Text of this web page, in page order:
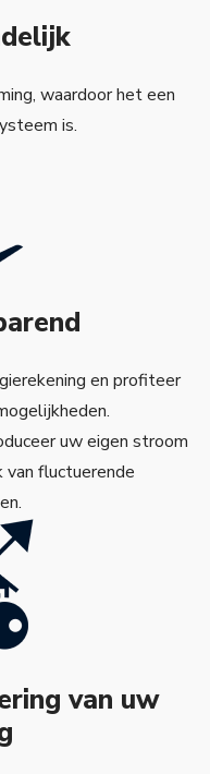
waardoor het een
is.
en profiteer
uw eigen stroom
van fluctuerende
van uw